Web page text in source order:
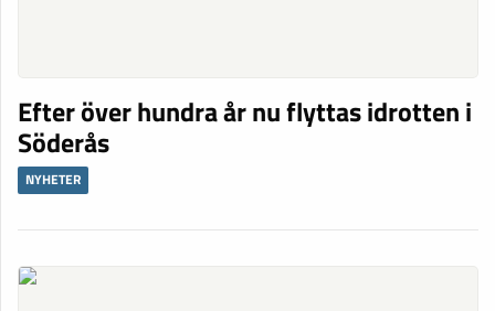
Efter över hundra år nu flyttas idrotten i
Söderås
NYHETER